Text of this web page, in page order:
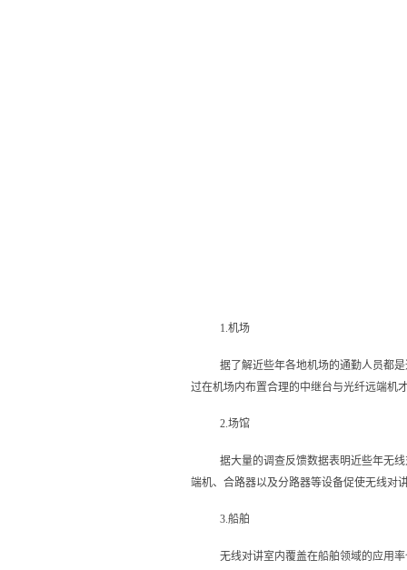
1.机场
据了解近些年各地机场的通勤人员都
过在机场内布置合理的中继台与光纤远端机
2.场馆
据大量的调查反馈数据表明近些年无
端机、合路器以及分路器等设备促使无线对
3.船舶
无线对讲室内覆盖在船舶领域的应用